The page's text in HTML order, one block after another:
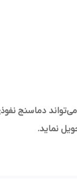
نماید.